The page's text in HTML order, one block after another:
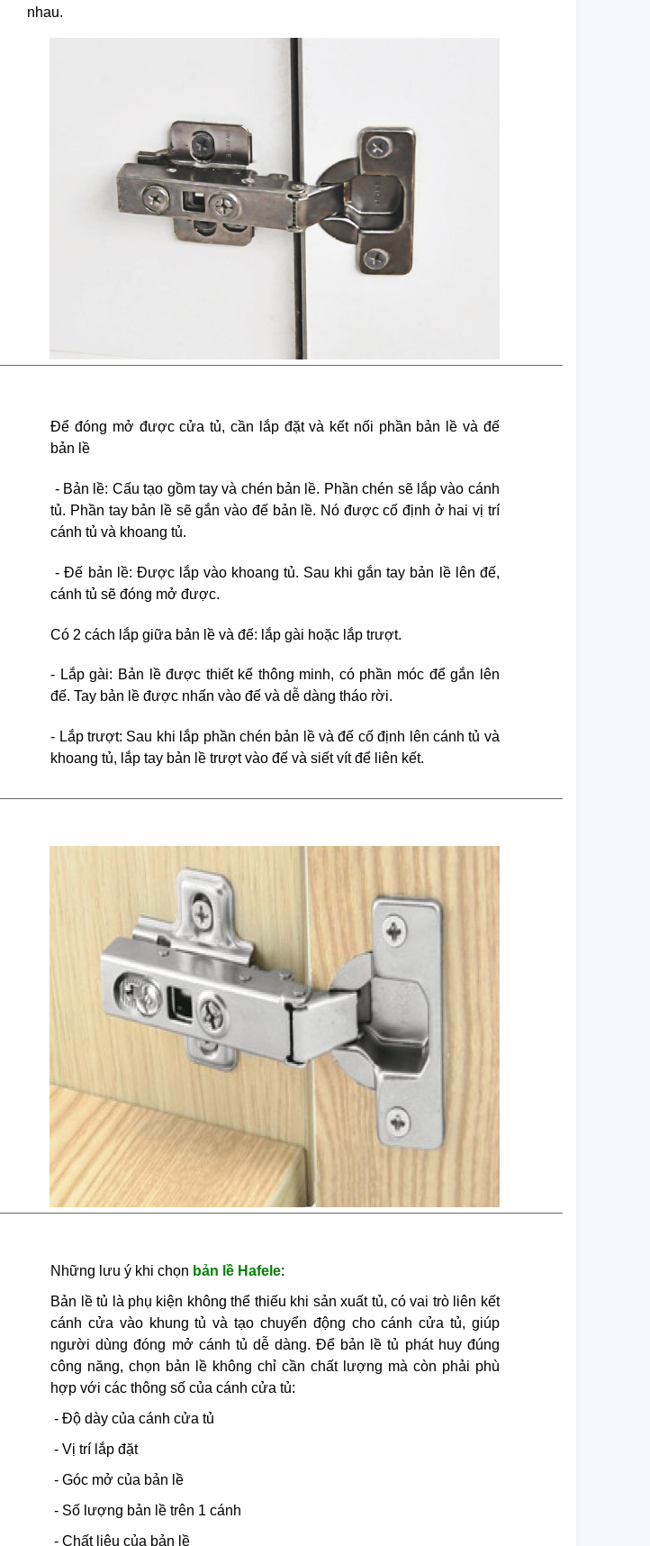
nhau.
Để đóng mở được cửa tủ, cần lắp đặt và kết nối phần bản lề và đế
bản lề
- Bản lề: Cấu tạo gồm tay và chén bản lề. Phần chén sẽ lắp vào cánh
tủ. Phần tay bản lề sẽ gắn vào đế bản lề. Nó được cố định ở hai vị trí
cánh tủ và khoang tủ.
- Đế bản lề: Được lắp vào khoang tủ. Sau khi gắn tay bản lề lên đế,
cánh tủ sẽ đóng mở được.
Có 2 cách lắp giữa bản lề và đế: lắp gài hoặc lắp trượt.
- Lắp gài: Bản lề được thiết kế thông minh, có phần móc để gắn lên
đế. Tay bản lề được nhấn vào đế và dễ dàng tháo rời.
- Lắp trượt: Sau khi lắp phần chén bản lề và đế cố định lên cánh tủ và
khoang tủ, lắp tay bản lề trượt vào đế và siết vít để liên kết.
Những lưu ý khi chọn bản lề Hafele:
Bản lề tủ là phụ kiện không thể thiếu khi sản xuất tủ, có vai trò liên kết
cánh cửa vào khung tủ và tạo chuyển động cho cánh cửa tủ, giúp
người dùng đóng mở cánh tủ dễ dàng. Để bản lề tủ phát huy đúng
công năng, chọn bản lề không chỉ cần chất lượng mà còn phải phù
hợp với các thông số của cánh cửa tủ:
- Độ dày của cánh cửa tủ
- Vị trí lắp đặt
- Góc mở của bản lề
- Số lượng bản lề trên 1 cánh
- Chất liệu của bản lề